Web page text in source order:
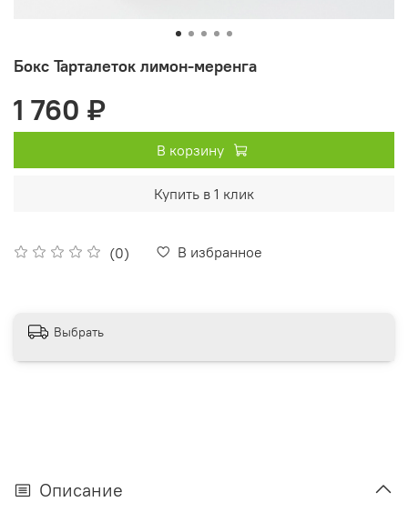
Бокс Тарталеток лимон-меренга
(0) В избранное
1 760 ₽
В корзину
Купить в 1 клик
Выбрать
Описание